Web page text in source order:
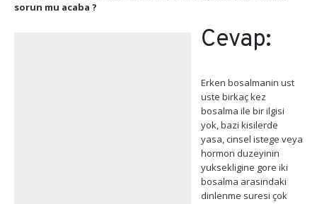
sorun mu acaba ?
Cevap:
Erken bosalmanin ust
uste birkaç kez
bosalma ile bir ilgisi
yok, bazi kisilerde
yasa, cinsel istege veya
hormon duzeyinin
yuksekligine gore iki
bosalma arasindaki
dinlenme suresi çok